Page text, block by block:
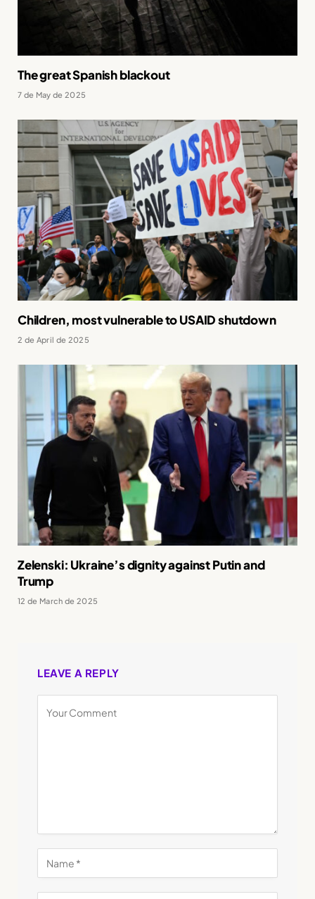
The great Spanish blackout
7 de May de 2025
Children, most vulnerable to USAID shutdown
2 de April de 2025
Zelenski: Ukraine’s dignity against Putin and
Trump
12 de March de 2025
LEAVE A REPLY